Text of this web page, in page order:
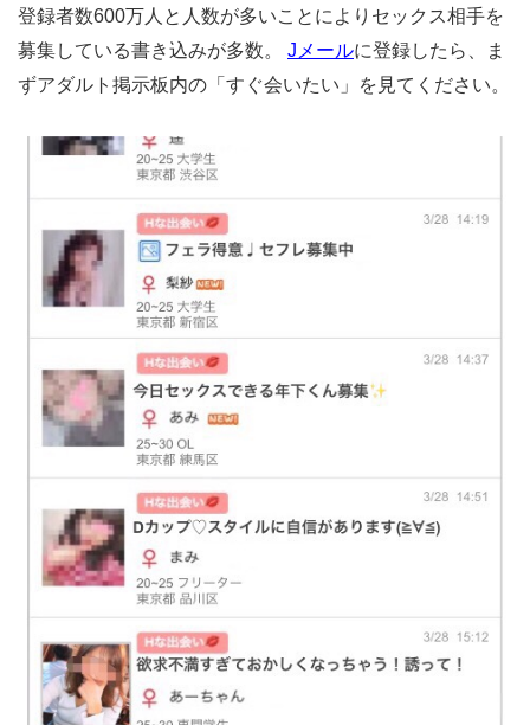
登録者数600万人と人数が多いことによりセックス相手を
募集している書き込みが多数。 Jメールに登録したら、ま
ずアダルト掲示板内の「すぐ会いたい」を見てください。